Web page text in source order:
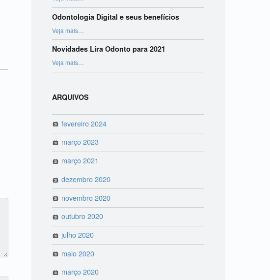
Odontologia Digital e seus benefícios
Veja mais…
Novidades Lira Odonto para 2021
Veja mais“Novidades Lira Odonto para 2021”
…
ARQUIVOS
fevereiro 2024
março 2023
março 2021
dezembro 2020
novembro 2020
outubro 2020
julho 2020
maio 2020
março 2020